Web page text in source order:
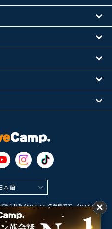
本語
された Apple Inc. の商標です。App Store は
スマークです。
LLC の商標です。